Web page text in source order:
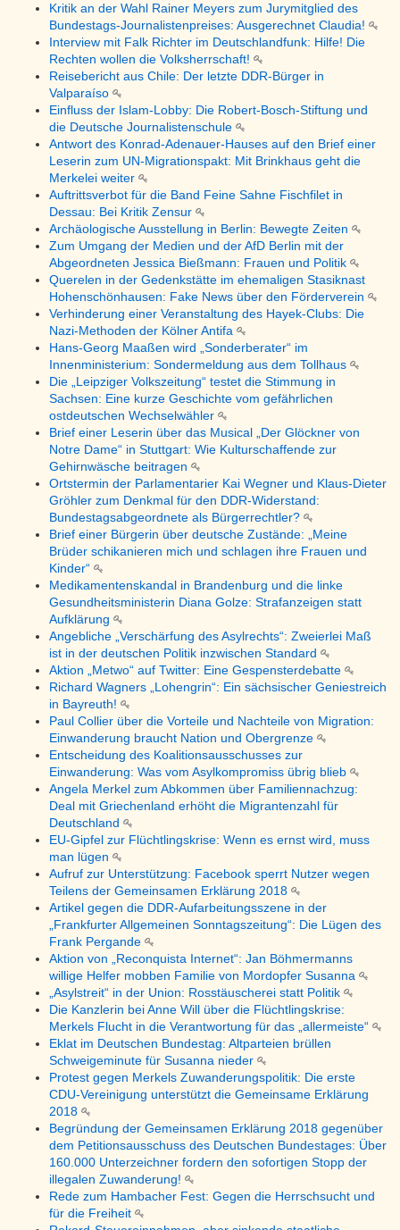
Kritik an der Wahl Rainer Meyers zum Jurymitglied des
Bundestags-Journalistenpreises: Ausgerechnet Claudia!
Interview mit Falk Richter im Deutschlandfunk: Hilfe! Die
Rechten wollen die Volksherrschaft!
Reisebericht aus Chile: Der letzte DDR-Bürger in
Valparaíso
Einfluss der Islam-Lobby: Die Robert-Bosch-Stiftung und
die Deutsche Journalistenschule
Antwort des Konrad-Adenauer-Hauses auf den Brief einer
Leserin zum UN-Migrationspakt: Mit Brinkhaus geht die
Merkelei weiter
Auftrittsverbot für die Band Feine Sahne Fischfilet in
Dessau: Bei Kritik Zensur
Archäologische Ausstellung in Berlin: Bewegte Zeiten
Zum Umgang der Medien und der AfD Berlin mit der
Abgeordneten Jessica Bießmann: Frauen und Politik
Querelen in der Gedenkstätte im ehemaligen Stasiknast
Hohenschönhausen: Fake News über den Förderverein
Verhinderung einer Veranstaltung des Hayek-Clubs: Die
Nazi-Methoden der Kölner Antifa
Hans-Georg Maaßen wird „Sonderberater“ im
Innenministerium: Sondermeldung aus dem Tollhaus
Die „Leipziger Volkszeitung“ testet die Stimmung in
Sachsen: Eine kurze Geschichte vom gefährlichen
ostdeutschen Wechselwähler
Brief einer Leserin über das Musical „Der Glöckner von
Notre Dame“ in Stuttgart: Wie Kulturschaffende zur
Gehirnwäsche beitragen
Ortstermin der Parlamentarier Kai Wegner und Klaus-Dieter
Gröhler zum Denkmal für den DDR-Widerstand:
Bundestagsabgeordnete als Bürgerrechtler?
Brief einer Bürgerin über deutsche Zustände: „Meine
Brüder schikanieren mich und schlagen ihre Frauen und
Kinder“
Medikamentenskandal in Brandenburg und die linke
Gesundheitsministerin Diana Golze: Strafanzeigen statt
Aufklärung
Angebliche „Verschärfung des Asylrechts“: Zweierlei Maß
ist in der deutschen Politik inzwischen Standard
Aktion „Metwo“ auf Twitter: Eine Gespensterdebatte
Richard Wagners „Lohengrin“: Ein sächsischer Geniestreich
in Bayreuth!
Paul Collier über die Vorteile und Nachteile von Migration:
Einwanderung braucht Nation und Obergrenze
Entscheidung des Koalitionsausschusses zur
Einwanderung: Was vom Asylkompromiss übrig blieb
Angela Merkel zum Abkommen über Familiennachzug:
Deal mit Griechenland erhöht die Migrantenzahl für
Deutschland
EU-Gipfel zur Flüchtlingskrise: Wenn es ernst wird, muss
man lügen
Aufruf zur Unterstützung: Facebook sperrt Nutzer wegen
Teilens der Gemeinsamen Erklärung 2018
Artikel gegen die DDR-Aufarbeitungsszene in der
„Frankfurter Allgemeinen Sonntagszeitung“: Die Lügen des
Frank Pergande
Aktion von „Reconquista Internet“: Jan Böhmermanns
willige Helfer mobben Familie von Mordopfer Susanna
„Asylstreit“ in der Union: Rosstäuscherei statt Politik
Die Kanzlerin bei Anne Will über die Flüchtlingskrise:
Merkels Flucht in die Verantwortung für das „allermeiste“
Eklat im Deutschen Bundestag: Altparteien brüllen
Schweigeminute für Susanna nieder
Protest gegen Merkels Zuwanderungspolitik: Die erste
CDU-Vereinigung unterstützt die Gemeinsame Erklärung
2018
Begründung der Gemeinsamen Erklärung 2018 gegenüber
dem Petitionsausschuss des Deutschen Bundestages: Über
160.000 Unterzeichner fordern den sofortigen Stopp der
illegalen Zuwanderung!
Rede zum Hambacher Fest: Gegen die Herrschsucht und
für die Freiheit